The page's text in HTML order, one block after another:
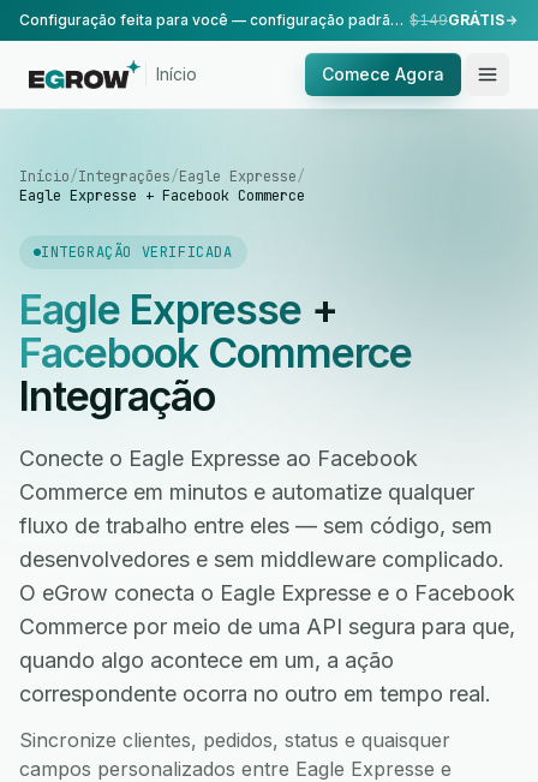
Configuração feita para você — configuração padrão, realizada pela nossa equipe. $149GRÁTIS
Início Comece Agora
Início/Integrações/Eagle Expresse/
Eagle Expresse + Facebook Commerce
INTEGRAÇÃO VERIFICADA
Eagle Expresse+
Facebook Commerce
Integração
Conecte o Eagle Expresse ao Facebook
Commerce em minutos e automatize qualquer
fluxo de trabalho entre eles — sem código, sem
desenvolvedores e sem middleware complicado.
O eGrow conecta o Eagle Expresse e o Facebook
Commerce por meio de uma API segura para que,
quando algo acontece em um, a ação
correspondente ocorra no outro em tempo real.
Sincronize clientes, pedidos, status e quaisquer
campos personalizados entre Eagle Expresse e